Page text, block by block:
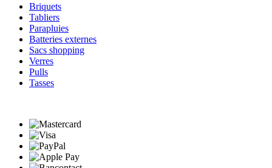
Briquets
Tabliers
Parapluies
Batteries externes
Sacs shopping
Verres
Pulls
Tasses